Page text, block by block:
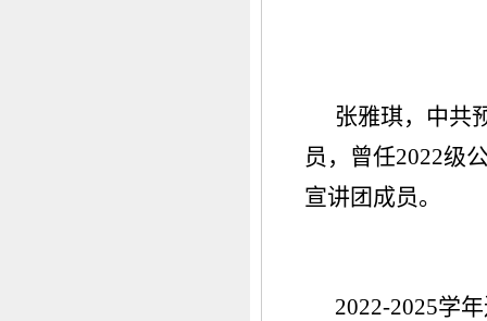
张雅琪，中共
员，曾任2022级
宣讲团成员。
2022-2025学